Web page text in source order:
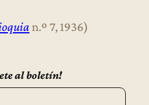
n.º 7, 1936)
al boletín!